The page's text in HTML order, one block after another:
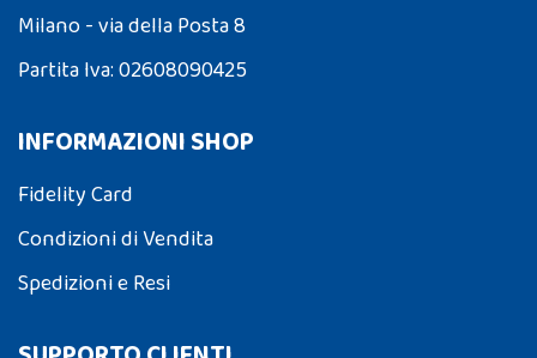
Milano - via della Posta 8
Partita Iva: 02608090425
INFORMAZIONI SHOP
Fidelity Card
Condizioni di Vendita
Spedizioni e Resi